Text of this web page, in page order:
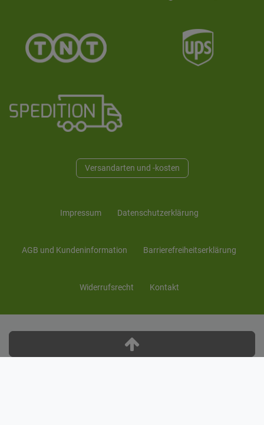
Versandarten und -kosten
Impressum Daten­schutz­erklärung
AGB und Kunden­information Barrierefreiheitserklärung
Widerrufs­recht Kontakt